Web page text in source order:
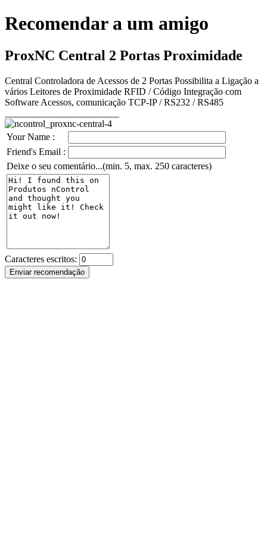
Recomendar a um amigo
ProxNC Central 2 Portas Proximidade
Central Controladora de Acessos de 2 Portas Possibilita a Ligação a
vários Leitores de Proximidade RFID / Código Integração com
Software Acessos, comunicação TCP-IP / RS232 / RS485
Your Name :
Friend's Email :
Deixe o seu comentário...(min. 5, max. 250 caracteres)
Caracteres escritos: